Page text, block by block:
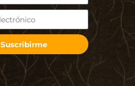
Suscribirme